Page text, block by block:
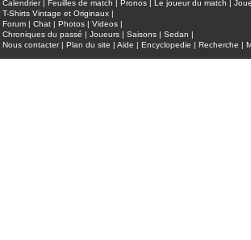
Calendrier| Feuilles de match Pronos Le joueur du match
T-Shirts Vintage et Originaux |
Forum | Chat | Photos | Videos |
Chroniques du passé | Joueurs | Saisons | Sedan |
Nous contacter| Plan du site | Aide | Encyclopedie | Recherche |